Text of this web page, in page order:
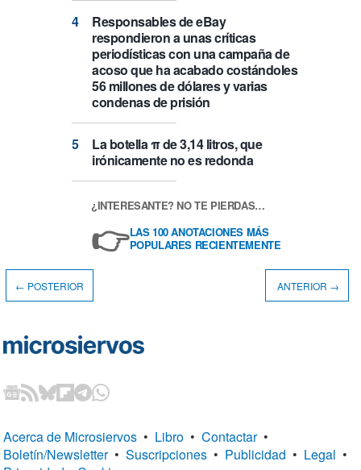
Responsables de eBay
respondieron a unas críticas
periodísticas con una campaña de
acoso que ha acabado costándoles
56 millones de dólares y varias
condenas de prisión
La botella π de 3,14 litros, que
irónicamente no es redonda
¿INTERESANTE? NO TE PIERDAS…
👉LAS 100 ANOTACIONES MÁS
POPULARES RECIENTEMENTE
← POSTERIOR ANTERIOR →
Acerca de Microsiervos • Libro • Contactar •
Boletín/Newsletter • Suscripciones • Publicidad • Legal •